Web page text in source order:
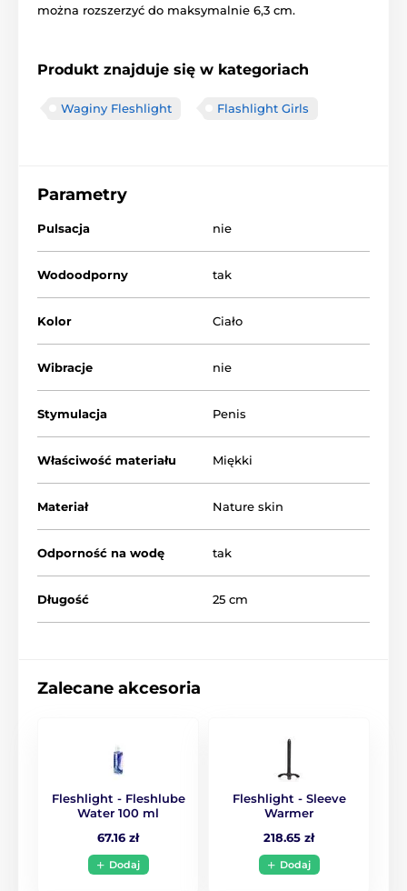
można rozszerzyć do maksymalnie 6,3 cm.
Produkt znajduje się w kategoriach
Waginy Fleshlight Flashlight Girls
Parametry
Pulsacja nie
Wodoodporny tak
Kolor Ciało
Wibracje nie
Stymulacja Penis
Właściwość materiału Miękki
Materiał Nature skin
Odporność na wodę tak
Długość 25 cm
Zalecane akcesoria
Fleshlight - Fleshlube
Water 100 ml
67.16 zł
Dodaj
Fleshlight - Sleeve
Warmer
218.65 zł
Dodaj